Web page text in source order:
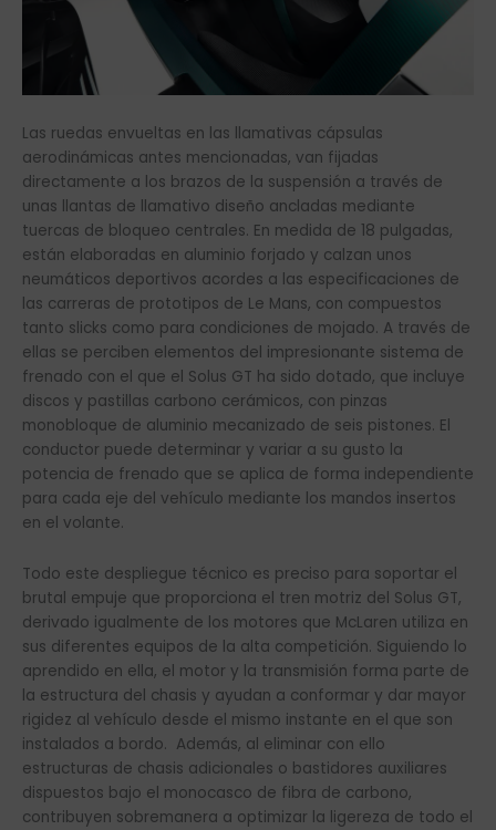
Las ruedas envueltas en las llamativas cápsulas
aerodinámicas antes mencionadas, van fijadas
directamente a los brazos de la suspensión a través de
unas llantas de llamativo diseño ancladas mediante
tuercas de bloqueo centrales. En medida de 18 pulgadas,
están elaboradas en aluminio forjado y calzan unos
neumáticos deportivos acordes a las especificaciones de
las carreras de prototipos de Le Mans, con compuestos
tanto slicks como para condiciones de mojado. A través de
ellas se perciben elementos del impresionante sistema de
frenado con el que el Solus GT ha sido dotado, que incluye
discos y pastillas carbono cerámicos, con pinzas
monobloque de aluminio mecanizado de seis pistones. El
conductor puede determinar y variar a su gusto la
potencia de frenado que se aplica de forma independiente
para cada eje del vehículo mediante los mandos insertos
en el volante.
Todo este despliegue técnico es preciso para soportar el
brutal empuje que proporciona el tren motriz del Solus GT,
derivado igualmente de los motores que McLaren utiliza en
sus diferentes equipos de la alta competición. Siguiendo lo
aprendido en ella, el motor y la transmisión forma parte de
la estructura del chasis y ayudan a conformar y dar mayor
rigidez al vehículo desde el mismo instante en el que son
instalados a bordo. Además, al eliminar con ello
estructuras de chasis adicionales o bastidores auxiliares
dispuestos bajo el monocasco de fibra de carbono,
contribuyen sobremanera a optimizar la ligereza de todo el